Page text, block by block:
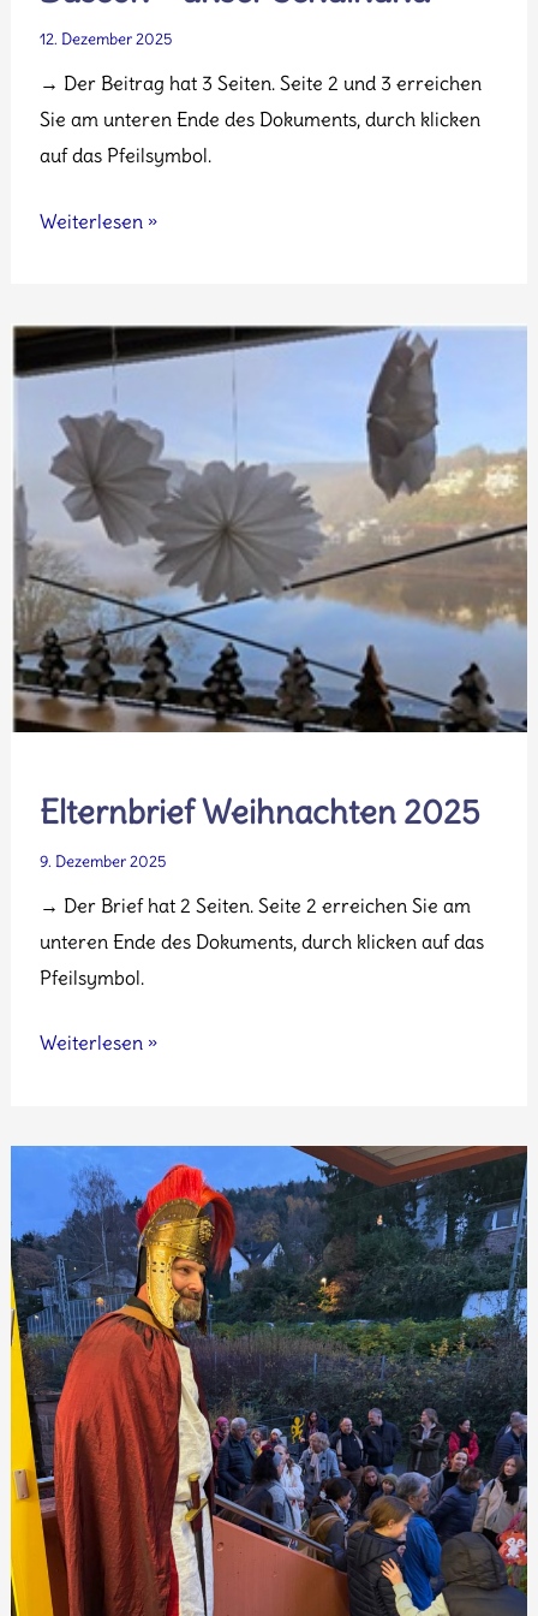
12. Dezember 2025
→ Der Beitrag hat 3 Seiten. Seite 2 und 3 erreichen
Sie am unteren Ende des Dokuments, durch klicken
auf das Pfeilsymbol.
Buscon
Schulhund
Weiterlesen »
Elternbrief Weihnachten 2025
9. Dezember 2025
→ Der Brief hat 2 Seiten. Seite 2 erreichen Sie am
unteren Ende des Dokuments, durch klicken auf das
Pfeilsymbol.
Elternbrief
Weiterlesen »